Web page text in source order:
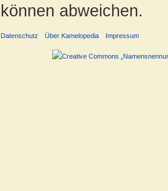
können abweichen.
Datenschutz Über Kamelopedia Impressum